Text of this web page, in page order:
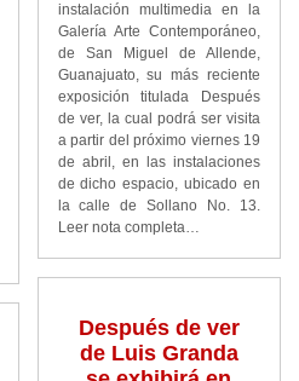
instalación multimedia en la
Galería Arte Contemporáneo,
de San Miguel de Allende,
Guanajuato, su más reciente
exposición titulada Después
de ver, la cual podrá ser visita
a partir del próximo viernes 19
de abril, en las instalaciones
de dicho espacio, ubicado en
la calle de Sollano No. 13.
Leer nota completa…
Después de ver
de Luis Granda